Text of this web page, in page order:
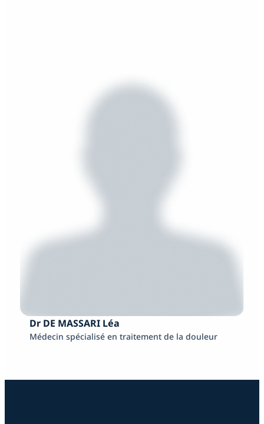
Dr DE MASSARI Léa
Médecin spécialisé en traitement de la douleur